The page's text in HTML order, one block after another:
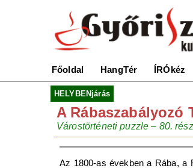
Főoldal HangTér ÍRÓkéz
HELYBENjárás
A Rábaszabályozó
Várostörténeti puzzle – 80. rész
Az 1800-as években a Rába, a